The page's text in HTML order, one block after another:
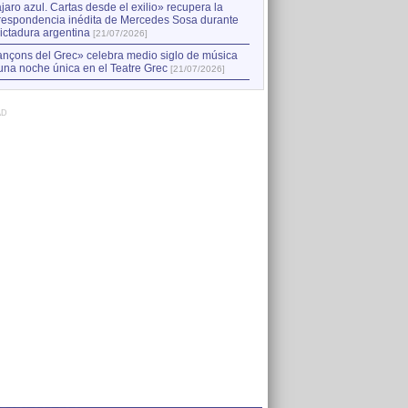
azul. Cartas desde el exilio» recupera la
inédita de Mercedes Sosa durante
argentina [21/07/2026]
del Grec» celebra medio siglo de música
noche única en el Teatre Grec [21/07/2026]